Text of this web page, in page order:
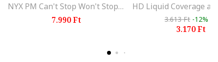
NYX PM Can't Stop Won't Stop alapozó, 30 ml, Light Porcelain
7.990 Ft
3.613 Ft -12%
3.170 Ft